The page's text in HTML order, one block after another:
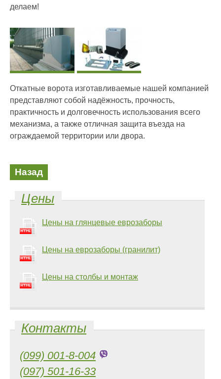
делаем!
Откатные ворота изготавливаемые нашей компанией
представляют собой надёжность, прочность,
практичность и долговечность использования всего
механизма, а также отличная защита въезда на
ограждаемой территории или двора.
Назад
Цены
Цены на глянцевые еврозаборы
Цены на еврозаборы (гранилит)
Цены на столбы и монтаж
Контакты
(099) 001-8-004
(097) 501-16-33